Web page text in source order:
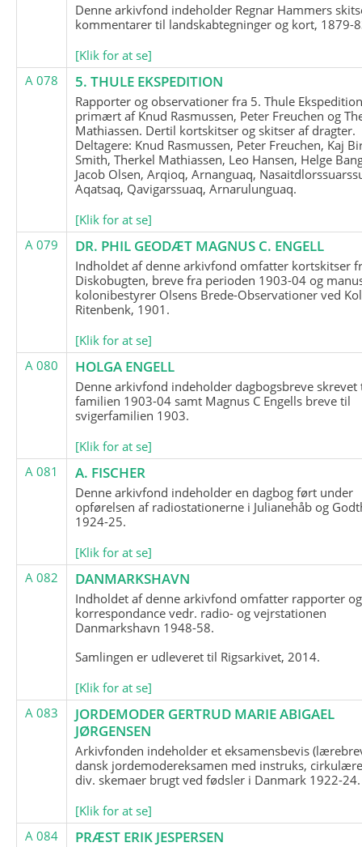
Denne arkivfond indeholder Regnar Hammers
kommentarer til landskabtegninger og kort, 1879-
[Klik for at se]
A 078
5. THULE EKSPEDITION
Rapporter og observationer fra 5. Thule
primært af Knud Rasmussen, Peter Freuchen og
Mathiassen. Dertil kortskitser og skitser af dragter.
Deltagere: Knud Rasmussen, Peter Freuchen, Kaj
Smith, Therkel Mathiassen, Leo Hansen, Helge
Jacob Olsen, Arqioq, Arnanguaq,
Aqatsaq, Qavigarssuaq, Arnarulunguaq.
[Klik for at se]
A 079
DR. PHIL GEODÆT MAGNUS C. ENGELL
Indholdet af denne arkivfond omfatter kortskitser
Diskobugten, breve fra perioden 1903-04 og
kolonibestyrer Olsens Brede-Observationer ved
Ritenbenk, 1901.
[Klik for at se]
A 080
HOLGA ENGELL
Denne arkivfond indeholder dagbogsbreve skrevet
familien 1903-04 samt Magnus C Engells breve til
svigerfamilien 1903.
[Klik for at se]
A 081
A. FISCHER
Denne arkivfond indeholder en dagbog ført under
opførelsen af radiostationerne i Julianehåb og
1924-25.
[Klik for at se]
A 082
DANMARKSHAVN
Indholdet af denne arkivfond omfatter rapporter og
korrespondance vedr. radio- og vejrstationen
Danmarkshavn 1948-58.
Samlingen er udleveret til Rigsarkivet, 2014.
[Klik for at se]
A 083
JORDEMODER GERTRUD MARIE ABIGAEL
JØRGENSEN
Arkivfonden indeholder et eksamensbevis
dansk jordemodereksamen med instruks,
div. skemaer brugt ved fødsler i Danmark 1922-24.
[Klik for at se]
A 084
PRÆST ERIK JESPERSEN